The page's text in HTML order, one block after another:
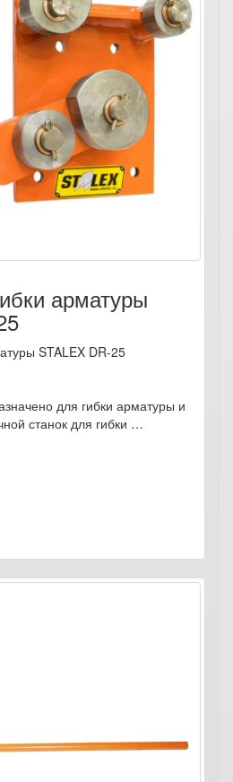
арматуры
STALEX DR-25
для гибки арматуры и
станок для гибки …